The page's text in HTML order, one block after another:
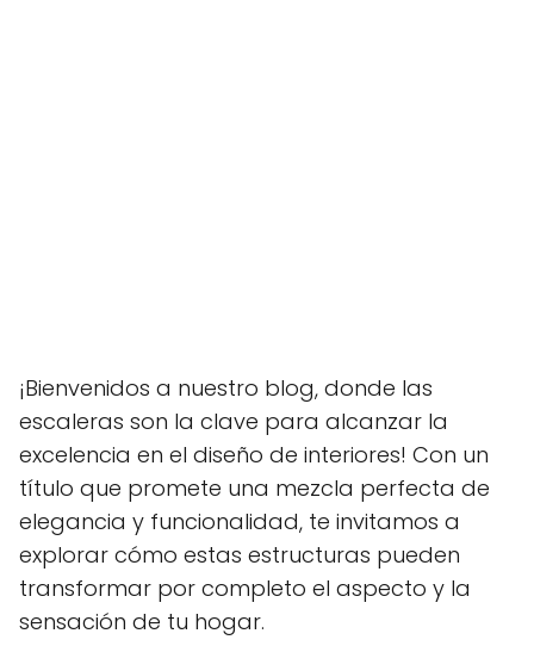
¡Bienvenidos a nuestro blog, donde las
escaleras son la clave para alcanzar la
excelencia en el diseño de interiores! Con un
título que promete una mezcla perfecta de
elegancia y funcionalidad, te invitamos a
explorar cómo estas estructuras pueden
transformar por completo el aspecto y la
sensación de tu hogar.